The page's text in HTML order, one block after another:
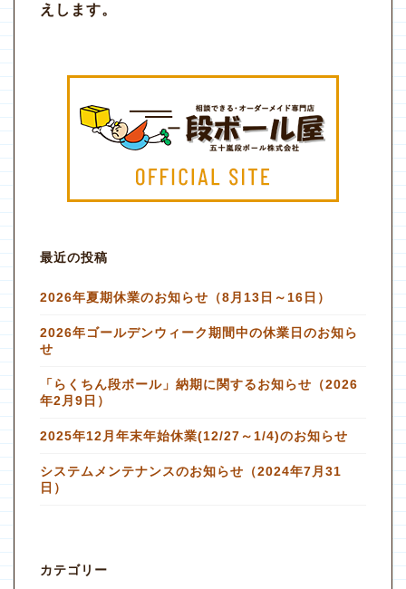
えします。
最近の投稿
2026年夏期休業のお知らせ（8月13日～16日）
2026年ゴールデンウィーク期間中の休業日のお知ら
せ
「らくちん段ボール」納期に関するお知らせ（2026
年2月9日）
2025年12月年末年始休業(12/27～1/4)のお知らせ
システムメンテナンスのお知らせ（2024年7月31
日）
カテゴリー